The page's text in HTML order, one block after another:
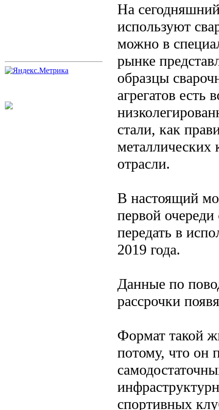
На
используют
можно в
рынке
образцы
агрегатов есть
стали, как
металлических
отрасли.
В настоящий
первой
передать в
2019 года.
Данные по
рассрочки
Формат такой
потому, что он
спортивных